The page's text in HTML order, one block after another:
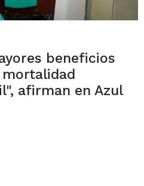
beneficios
afirman en Azul